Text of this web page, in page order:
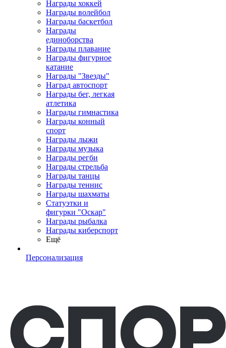
Награды хоккей
Награды волейбол
Награды баскетбол
Награды
единоборства
Награды плавание
Награды фигурное
катание
Награды "Звезды"
Наград автоспорт
Награды бег, легкая
атлетика
Награды гимнастика
Награды конный
спорт
Награды лыжи
Награды музыка
Награды регби
Награды стрельба
Награды танцы
Награды теннис
Награды шахматы
Статуэтки и
фигурки "Оскар"
Награды рыбалка
Награды киберспорт
Ещё
Персонализация